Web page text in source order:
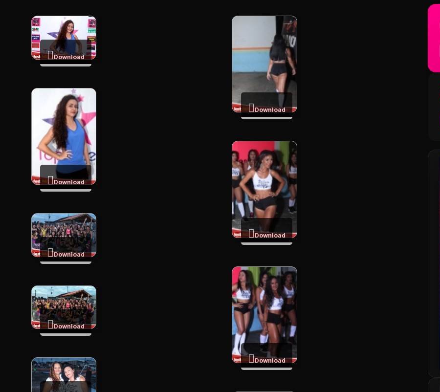
Download
Download
Download
Download
Download
Download
Download